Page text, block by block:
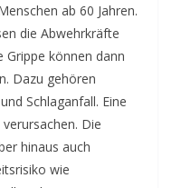
ab 60 Jahren.
die Abwehrkräfte
Grippe können dann
Dazu gehören
Schlaganfall. Eine
Die
hinaus auch
wie